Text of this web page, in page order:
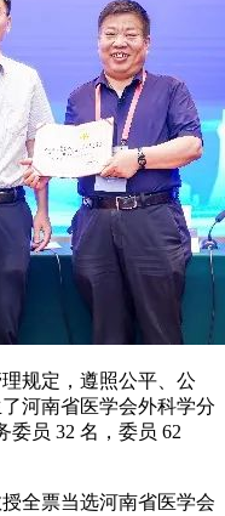
规定，遵照公平、公
河南省医学会外科学分
委员 32 名，委员 62
全票当选河南省医学会